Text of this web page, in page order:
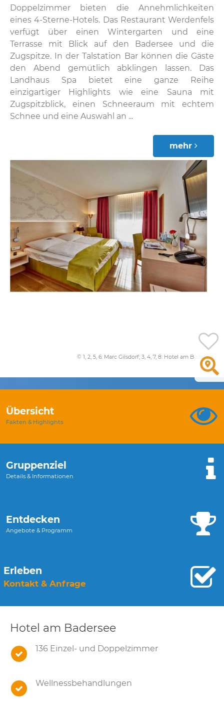
Doppelzimmer bieten die Annehmlichkeiten
eines 4-Sterne-Hotels. Das Restaurant Werdenfels
verfügt über einen Wintergarten und eine
Terrasse mit Blick auf den Badersee und die
Zugspitze. In der Talstation Bar können die Gäste
den Abend gemütlich abklingen lassen. Das
Landhaus Spa bietet eine ganze Reihe
einzigartiger Highlights wie eine Sauna mit
Zugspitzblick, einen Schneeraum mit echtem
Schnee und eine Auswahl an ...
mehr
© 1, 2, 5, 6: Marc Gilsdorf; 3, 4, 7, 8: Hotel am Badersee
Übersicht
Fakten & Highlights
Gruppenziel
Details & Informationen
Entdecken
Angebote & Programm
Erleben
Kontakt & Anfrage
Hotel am Badersee
136 Einzel- und Doppelzimmer
Wellnessbehandlungen